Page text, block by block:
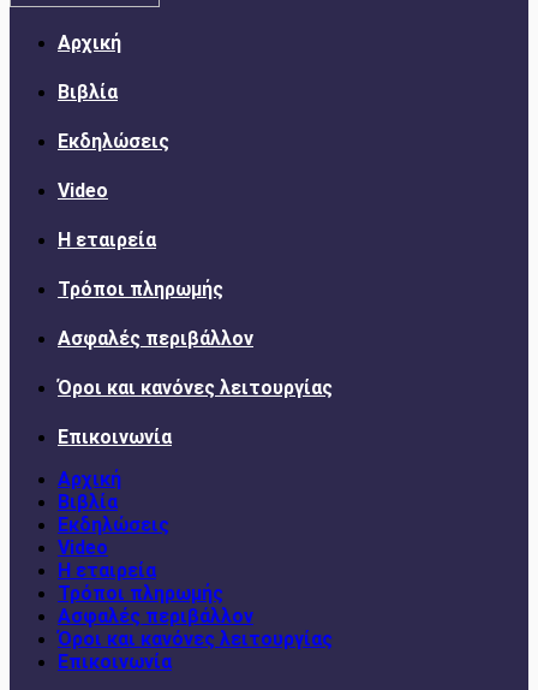
Αρχική
Βιβλία
Εκδηλώσεις
Video
Η εταιρεία
Τρόποι πληρωμής
Ασφαλές περιβάλλον
Όροι και κανόνες λειτουργίας
Επικοινωνία
Αρχική
Βιβλία
Εκδηλώσεις
Video
Η εταιρεία
Τρόποι πληρωμής
Ασφαλές περιβάλλον
Όροι και κανόνες λειτουργίας
Επικοινωνία